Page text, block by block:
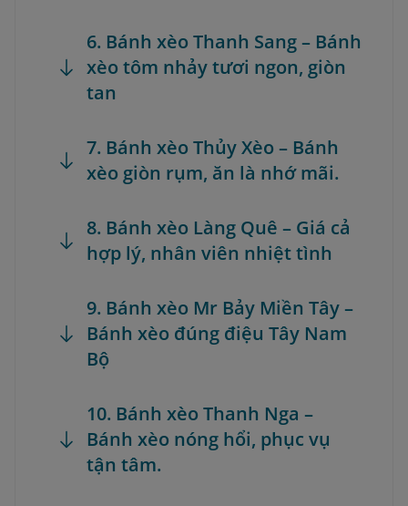
6. Bánh xèo Thanh Sang – Bánh
xèo tôm nhảy tươi ngon, giòn
tan
7. Bánh xèo Thủy Xèo – Bánh
xèo giòn rụm, ăn là nhớ mãi.
8. Bánh xèo Làng Quê – Giá cả
hợp lý, nhân viên nhiệt tình
9. Bánh xèo Mr Bảy Miền Tây –
Bánh xèo đúng điệu Tây Nam
Bộ
10. Bánh xèo Thanh Nga –
Bánh xèo nóng hổi, phục vụ
tận tâm.